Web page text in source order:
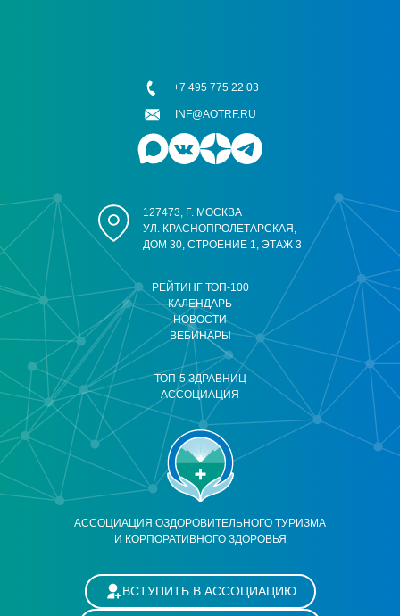
АССОЦИАЦИЯ ОЗДОРОВИТЕЛЬНОГО ТУРИЗМА
И КОРПОРАТИВНОГО ЗДОРОВЬЯ
РЕЙТИНГ ТОП-100
КАЛЕНДАРЬ
НОВОСТИ
ВЕБИНАРЫ
ТОП-5 ЗДРАВНИЦ
АССОЦИАЦИЯ
127473, Г. МОСКВА
УЛ. КРАСНОПРОЛЕТАРСКАЯ,
ДОМ 30, СТРОЕНИЕ 1, ЭТАЖ 3
+7 495 775 22 03
INF@AOTRF.RU
ВСТУПИТЬ В АССОЦИАЦИЮ